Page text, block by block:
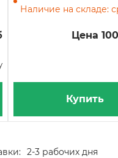
Наличие на складе:
Цена
Купить
2-3 рабочих дня